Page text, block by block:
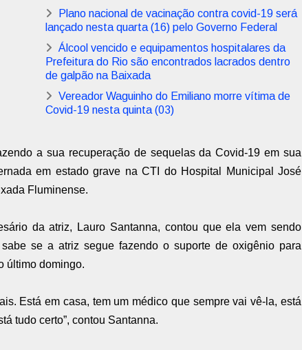
Plano nacional de vacinação contra covid-19 será
lançado nesta quarta (16) pelo Governo Federal
Álcool vencido e equipamentos hospitalares da
Prefeitura do Rio são encontrados lacrados dentro
de galpão na Baixada
Vereador Waguinho do Emiliano morre vítima de
Covid-19 nesta quinta (03)
a sua recuperação de sequelas da Covid-19 em sua
em estado grave na CTI do Hospital Municipal José
Fluminense.
da atriz, Lauro Santanna, contou que ela vem sendo
se a atriz segue fazendo o suporte de oxigênio para
último domingo.
Está em casa, tem um médico que sempre vai vê-la, está
tudo certo”, contou Santanna.